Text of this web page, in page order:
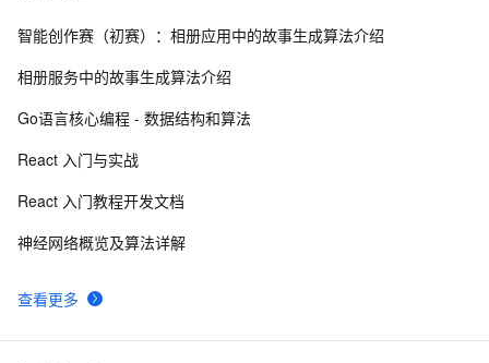
8 🚀🚀🚀 量大管饱，一次性推荐20个React组件库！！
嵌入式开发中的算法生成革新
10Console-算法[for,if,break]-五个好朋友分苹果
查看更多
智能创作赛（初赛）：相册应用中的故事生成算法介绍
相册服务中的故事生成算法介绍
Go语言核心编程 - 数据结构和算法
React 入门与实战
React 入门教程开发文档
神经网络概览及算法详解